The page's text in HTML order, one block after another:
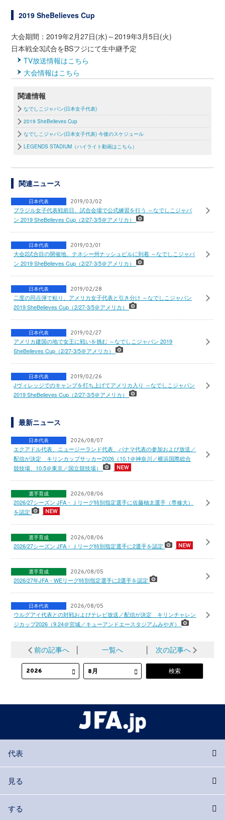
2019 SheBelieves Cup
大会期間：2019年2月27日(水)～2019年3月5日(火)
日本戦全3試合をBSフジにて生中継予定
TV放送情報はこちら
大会情報はこちら
関連情報
なでしこジャパン(日本女子代表)
2019 SheBelieves Cup
なでしこジャパン(日本女子代表) 今後のスケジュール
LEGENDS STADIUM（ハイライト動画はこちら）
関連ニュース
日本代表 2019/03/02
ブラジル女子代表戦前日、試合会場で公式練習を行う ～なでしこジャパ
ン 2019 SheBelieves Cup（2/27-3/5＠アメリカ）
日本代表 2019/03/01
大会2試合目の開催地、テネシー州ナッシュビルに到着 ～なでしこジャパ
ン 2019 SheBelieves Cup（2/27-3/5＠アメリカ）
日本代表 2019/02/28
二度の同点弾で粘り、アメリカ女子代表と引き分け ～なでしこジャパン
2019 SheBelieves Cup（2/27-3/5＠アメリカ）
日本代表 2019/02/27
アメリカ建国の地で女王に戦いを挑む ～なでしこジャパン 2019
SheBelieves Cup（2/27-3/5＠アメリカ）
日本代表 2019/02/26
Jヴィレッジでのキャンプを打ち上げてアメリカ入り ～なでしこジャパン
2019 SheBelieves Cup（2/27-3/5＠アメリカ）
最新ニュース
日本代表 2026/08/07
エクアドル代表、ニュージーランド代表、パナマ代表の参加および放送／
配信が決定 キリンカップサッカー2026（10.1＠神奈川／横浜国際総合
競技場、10.5＠東京／国立競技場）
選手育成 2026/08/06
2026/27シーズン JFA・Ｊリーグ特別指定選手に佐藤柚太選手（専修大）
を認定
選手育成 2026/08/06
2026/27シーズン JFA・Ｊリーグ特別指定選手に2選手を認定
選手育成 2026/08/05
2026/27年JFA・WEリーグ特別指定選手に2選手を認定
日本代表 2026/08/05
ウルグアイ代表との対戦およびテレビ放送／配信が決定 キリンチャレン
ジカップ2026（9.24＠宮城／キューアンドエースタジアムみやぎ）
前の記事へ 一覧へ 次の記事へ
代表
見る
する